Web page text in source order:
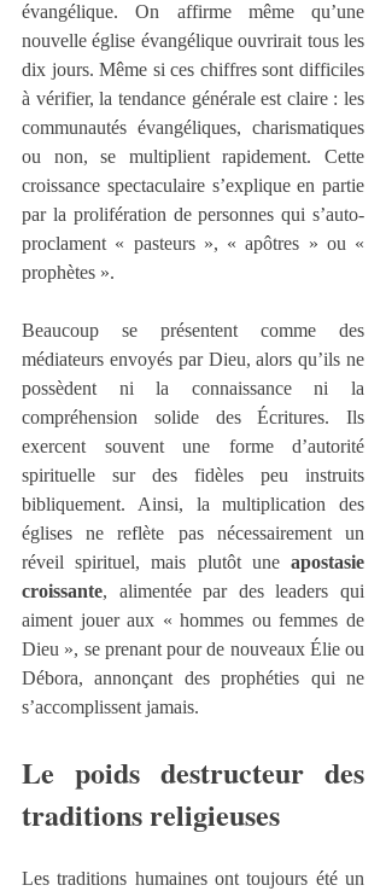
évangélique. On affirme même qu’une
nouvelle église évangélique ouvrirait tous les
dix jours. Même si ces chiffres sont difficiles
à vérifier, la tendance générale est claire : les
communautés évangéliques, charismatiques
ou non, se multiplient rapidement. Cette
croissance spectaculaire s’explique en partie
par la prolifération de personnes qui s’auto-
proclament « pasteurs », « apôtres » ou «
prophètes ».
Beaucoup se présentent comme des
médiateurs envoyés par Dieu, alors qu’ils ne
possèdent ni la connaissance ni la
compréhension solide des Écritures. Ils
exercent souvent une forme d’autorité
spirituelle sur des fidèles peu instruits
bibliquement. Ainsi, la multiplication des
églises ne reflète pas nécessairement un
réveil spirituel, mais plutôt une apostasie
croissante, alimentée par des leaders qui
aiment jouer aux « hommes ou femmes de
Dieu », se prenant pour de nouveaux Élie ou
Débora, annonçant des prophéties qui ne
s’accomplissent jamais.
Le poids destructeur des
traditions religieuses
Les traditions humaines ont toujours été un